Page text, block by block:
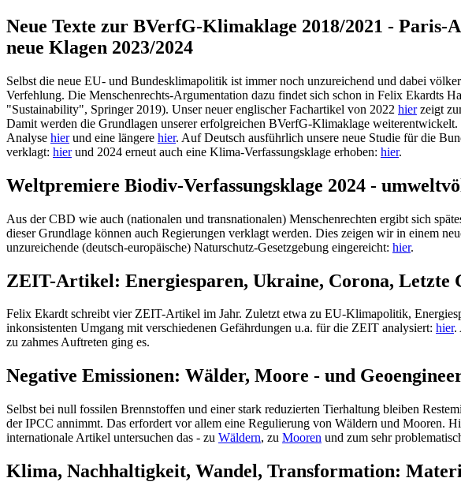
Neue Texte zur BVerfG-Klimaklage 2018/2021 - Paris-
neue Klagen 2023/2024
Selbst die neue EU- und Bundesklimapolitik ist immer noch unzureichend und dabei
Verfehlung. Die Menschenrechts-Argumentation dazu findet sich schon in Felix Ekardts
"Sustainability", Springer 2019). Unser neuer englischer Fachartikel von 2022 hierzeigt
Damit werden die Grundlagen unserer erfolgreichen BVerfG-Klimaklage
Analyse hierund eine längere hier. Auf Deutsch ausführlich unsere neue Studie für die
verklagt: hierund 2024 erneut auch eine Klima-Verfassungsklage erhoben: hier.
Weltpremiere Biodiv-Verfassungsklage 2024 -
Aus der CBD wie auch (nationalen und transnationalen) Menschenrechten ergibt sich
dieser Grundlage können auch Regierungen verklagt werden. Dies zeigen wir in einem
unzureichende (deutsch-europäische) Naturschutz-Gesetzgebung eingereicht: hier.
ZEIT-Artikel: Energiesparen, Ukraine, Corona, Letzte
Felix Ekardt schreibt vier ZEIT-Artikel im Jahr. Zuletzt etwa zu EU-Klimapolitik,
inkonsistenten Umgang mit verschiedenen Gefährdungen u.a. für die ZEIT analysiert: hier.
zu zahmes Auftreten ging es.
Negative Emissionen: Wälder, Moore - und
Selbst bei null fossilen Brennstoffen und einer stark reduzierten Tierhaltung bleiben
der IPCC annimmt. Das erfordert vor allem eine Regulierung von Wäldern und Mooren.
internationale Artikel untersuchen das - zu Wäldern, zu Mooren und zum sehr
Klima, Nachhaltigkeit, Wandel, Transformation: